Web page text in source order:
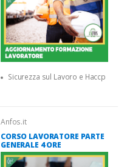
Sicurezza sul Lavoro e Haccp
Anfos.it
CORSO LAVORATORE PARTE
GENERALE 4 ORE